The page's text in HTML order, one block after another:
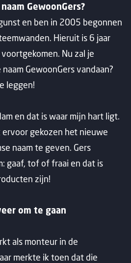
GewoonGers?
en ben in 2005 begonnen
Hieruit is 6 jaar
Nu zal je
GewoonGers vandaan?
leggen!
en dat is waar mijn hart ligt.
ervoor gekozen het nieuwe
naam te geven. Gers
gaaf, tof of fraai en dat is
zijn!
om te gaan
als monteur in de
merkte ik toen dat die